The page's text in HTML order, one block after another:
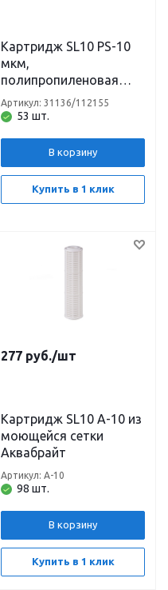
Картридж SL10 PS-10
мкм,
полипропиленовая
нить для горячей воды
Нептун/Аквадело
53 шт.
Артикул: 31136/112155
В корзину
Купить в 1 клик
277 руб./шт
Картридж SL10 А-10 из
моющейся сетки
Аквабрайт
98 шт.
Артикул: А-10
В корзину
Купить в 1 клик